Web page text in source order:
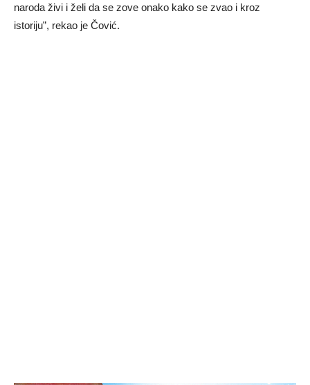
naroda živi i želi da se zove onako kako se zvao i kroz
istoriju”, rekao je Čović.